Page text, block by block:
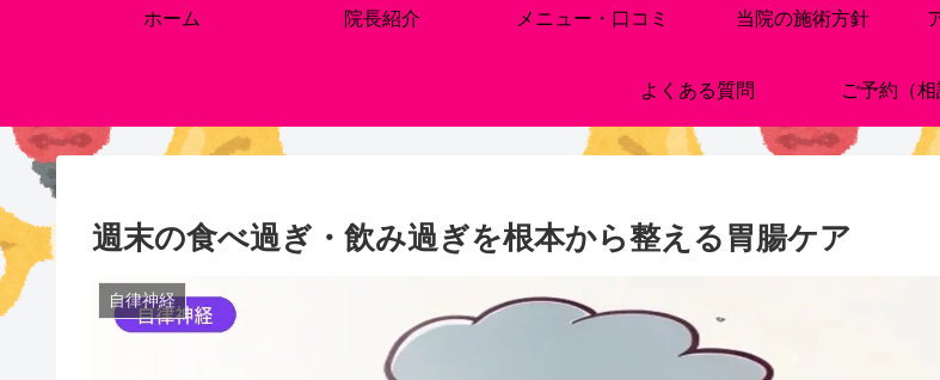
ホーム 院長紹介 メニュー・口コミ 当院の施術方針
よくある質問 ご予約（相
週末の食べ過ぎ・飲み過ぎを根本から整える胃腸ケア
自律神経